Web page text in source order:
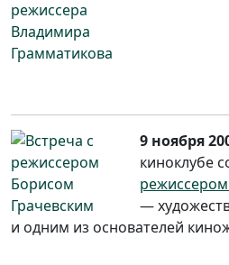
9 ноября
киноклубе
—
и одним из основателей